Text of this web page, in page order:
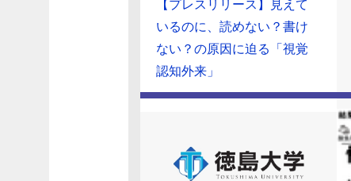
【プレスリリース】見えて
いるのに、読めない？書け
ない？の原因に迫る「視覚
認知外来」